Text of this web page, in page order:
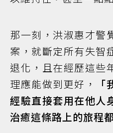
那一刻，洪淑惠才警
案，就斷定所有失智
退化，且在經歷這些
理應能做到更好，
經驗直接套用在他人
治癒這條路上的旅程